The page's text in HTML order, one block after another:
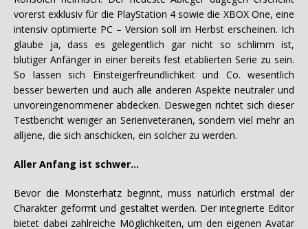
vorerst exklusiv für die PlayStation 4 sowie die XBOX One, eine
intensiv optimierte PC – Version soll im Herbst erscheinen. Ich
glaube ja, dass es gelegentlich gar nicht so schlimm ist,
blutiger Anfänger in einer bereits fest etablierten Serie zu sein.
So lassen sich Einsteigerfreundlichkeit und Co. wesentlich
besser bewerten und auch alle anderen Aspekte neutraler und
unvoreingenommener abdecken. Deswegen richtet sich dieser
Testbericht weniger an Serienveteranen, sondern viel mehr an
alljene, die sich anschicken, ein solcher zu werden.
Aller Anfang ist schwer…
Bevor die Monsterhatz beginnt, muss natürlich erstmal der
Charakter geformt und gestaltet werden. Der integrierte Editor
bietet dabei zahlreiche Möglichkeiten, um den eigenen Avatar